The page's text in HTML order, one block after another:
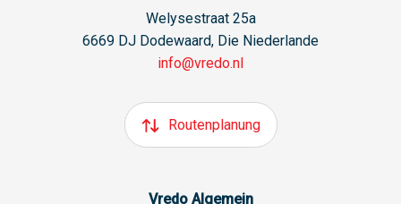
Welysestraat 25a
6669 DJ Dodewaard, Die Niederlande
info@vredo.nl
Routenplanung
Vredo Algemein